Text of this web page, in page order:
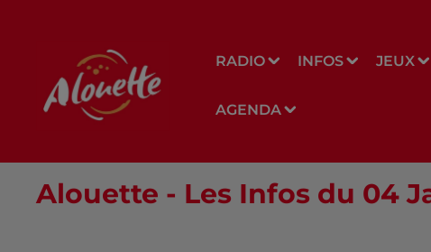
RADIO INFOS JEUX
AGENDA
Alouette - Les Infos du 04